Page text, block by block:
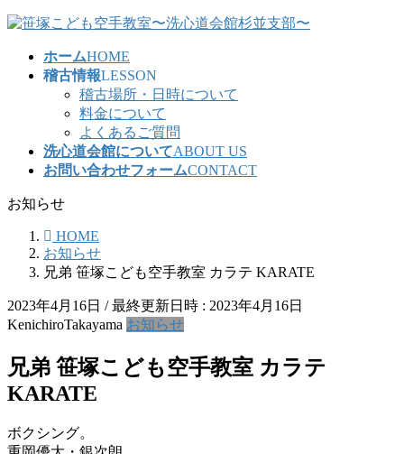
コ
ナ
ホームHOME
稽古情報LESSON
稽古場所・日時について
料金について
よくあるご質問
洗心道会館についてABOUT US
お問い合わせフォームCONTACT
お知らせ
HOME
お知らせ
兄弟 笹塚こども空手教室 カラテ KARATE
2023年4月16日 / 最終更新日時 : 2023年4月16日
KenichiroTakayama お知らせ
兄弟 笹塚こども空手教室 カラテ
KARATE
ボクシング。